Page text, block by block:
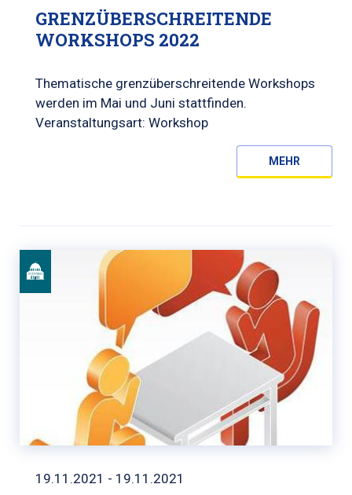
GRENZÜBERSCHREITENDE
WORKSHOPS 2022
Thematische grenzüberschreitende Workshops
werden im Mai und Juni stattfinden.
Veranstaltungsart: Workshop
MEHR
19.11.2021 - 19.11.2021